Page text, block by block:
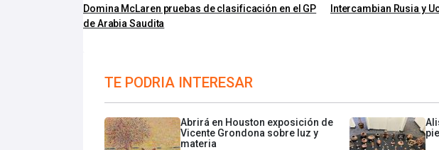
Domina McLaren pruebas de clasificación en el GP
de Arabia Saudita
Intercambian Rusia y
TE PODRIA INTERESAR
Abrirá en Houston exposición de
Vicente Grondona sobre luz y
materia